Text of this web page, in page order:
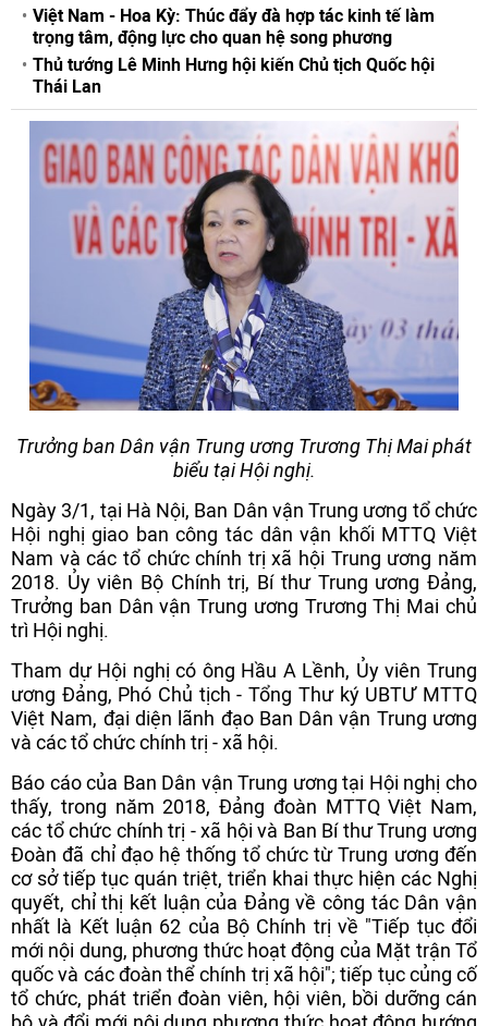
Việt Nam - Hoa Kỳ: Thúc đẩy đà hợp tác kinh tế làm
trọng tâm, động lực cho quan hệ song phương
Thủ tướng Lê Minh Hưng hội kiến Chủ tịch Quốc hội
Thái Lan
Trưởng ban Dân vận Trung ương Trương Thị Mai phát
biểu tại Hội nghị.
Ngày 3/1, tại Hà Nội, Ban Dân vận Trung ương tổ chức
Hội nghị giao ban công tác dân vận khối MTTQ Việt
Nam và các tổ chức chính trị xã hội Trung ương năm
2018. Ủy viên Bộ Chính trị, Bí thư Trung ương Đảng,
Trưởng ban Dân vận Trung ương Trương Thị Mai chủ
trì Hội nghị.
Tham dự Hội nghị có ông Hầu A Lềnh, Ủy viên Trung
ương Đảng, Phó Chủ tịch - Tổng Thư ký UBTƯ MTTQ
Việt Nam, đại diện lãnh đạo Ban Dân vận Trung ương
và các tổ chức chính trị - xã hội.
Báo cáo của Ban Dân vận Trung ương tại Hội nghị cho
thấy, trong năm 2018, Đảng đoàn MTTQ Việt Nam,
các tổ chức chính trị - xã hội và Ban Bí thư Trung ương
Đoàn đã chỉ đạo hệ thống tổ chức từ Trung ương đến
cơ sở tiếp tục quán triệt, triển khai thực hiện các Nghị
quyết, chỉ thị kết luận của Đảng về công tác Dân vận
nhất là Kết luận 62 của Bộ Chính trị về "Tiếp tục đổi
mới nội dung, phương thức hoạt động của Mặt trận Tổ
quốc và các đoàn thể chính trị xã hội"; tiếp tục củng cố
tổ chức, phát triển đoàn viên, hội viên, bồi dưỡng cán